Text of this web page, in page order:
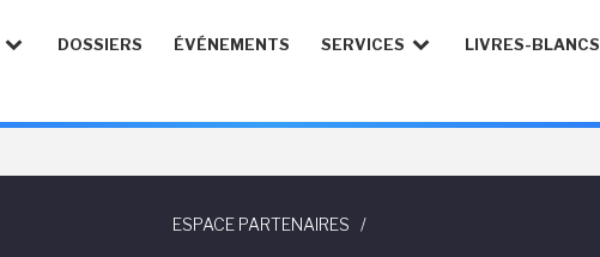
DOSSIERS ÉVÉNEMENTS SERVICES LIVRES-BLANCS
ESPACE PARTENAIRES /